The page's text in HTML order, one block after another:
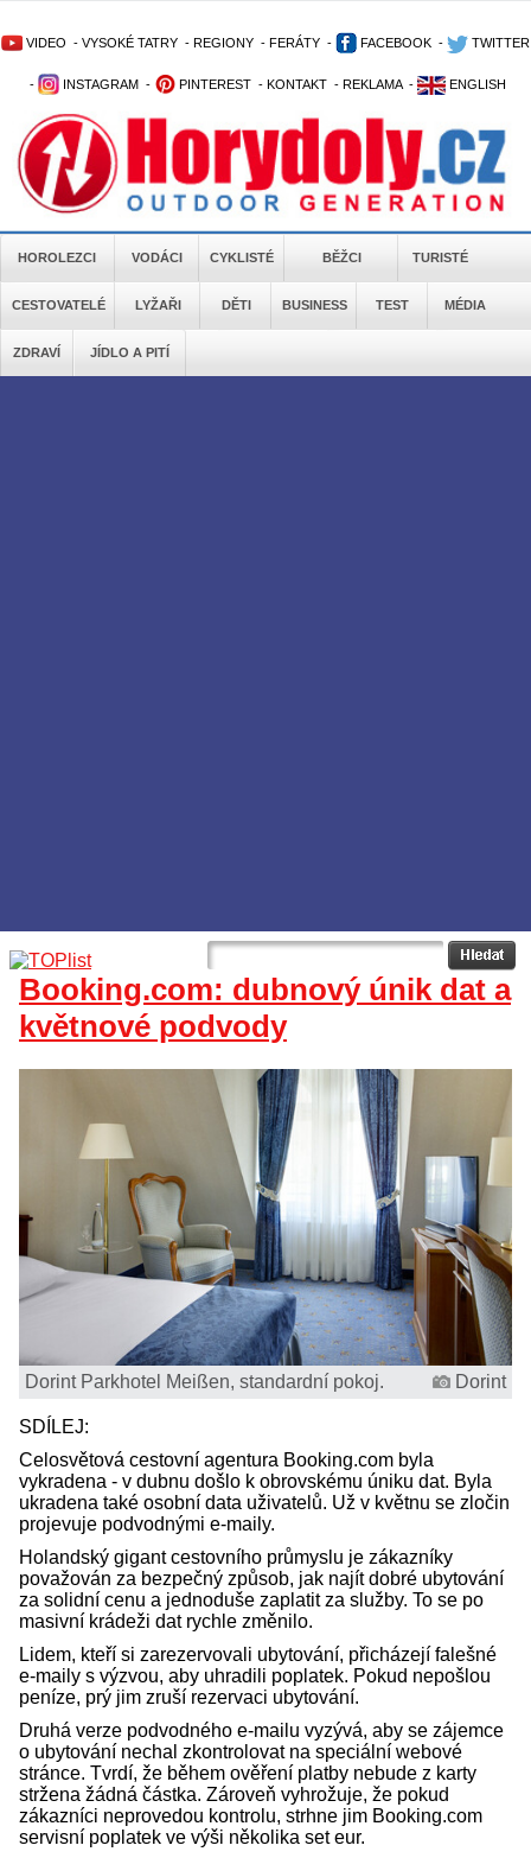
VIDEO - VYSOKÉ TATRY - REGIONY - FERÁTY - FACEBOOK - TWITTER
- INSTAGRAM - PINTEREST - KONTAKT - REKLAMA - ENGLISH
HOROLEZCI VODÁCI CYKLISTÉ BĚŽCI TURISTÉ
CESTOVATELÉ LYŽAŘI DĚTI BUSINESS TEST MÉDIA
ZDRAVÍ JÍDLO A PITÍ
Booking.com: dubnový únik dat a
květnové podvody
Dorint Parkhotel Meißen, standardní pokoj. Dorint
SDÍLEJ:
Celosvětová cestovní agentura Booking.com byla
vykradena - v dubnu došlo k obrovskému úniku dat. Byla
ukradena také osobní data uživatelů. Už v květnu se zločin
projevuje podvodnými e-maily.
Holandský gigant cestovního průmyslu je zákazníky
považován za bezpečný způsob, jak najít dobré ubytování
za solidní cenu a jednoduše zaplatit za služby. To se po
masivní krádeži dat rychle změnilo.
Lidem, kteří si zarezervovali ubytování, přicházejí falešné
e-maily s výzvou, aby uhradili poplatek. Pokud nepošlou
peníze, prý jim zruší rezervaci ubytování.
Druhá verze podvodného e-mailu vyzývá, aby se zájemce
o ubytování nechal zkontrolovat na speciální webové
stránce. Tvrdí, že během ověření platby nebude z karty
stržena žádná částka. Zároveň vyhrožuje, že pokud
zákazníci neprovedou kontrolu, strhne jim Booking.com
servisní poplatek ve výši několika set eur.